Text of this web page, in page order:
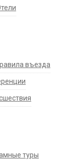
въезда
туры